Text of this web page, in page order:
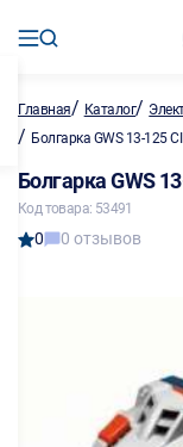
Главная/ Каталог/
/ Болгарка GWS 13-125
Болгарка GWS
Код товара: 53491
0 0 отзывов